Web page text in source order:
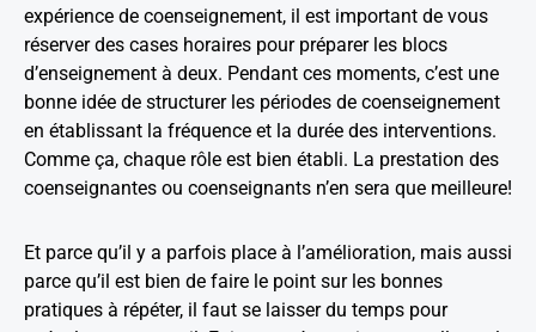
expérience de coenseignement, il est important de vous
réserver des cases horaires pour préparer les blocs
d’enseignement à deux. Pendant ces moments, c’est une
bonne idée de structurer les périodes de coenseignement
en établissant la fréquence et la durée des interventions.
Comme ça, chaque rôle est bien établi. La prestation des
coenseignantes ou coenseignants n’en sera que meilleure!
Et parce qu’il y a parfois place à l’amélioration, mais aussi
parce qu’il est bien de faire le point sur les bonnes
pratiques à répéter, il faut se laisser du temps pour